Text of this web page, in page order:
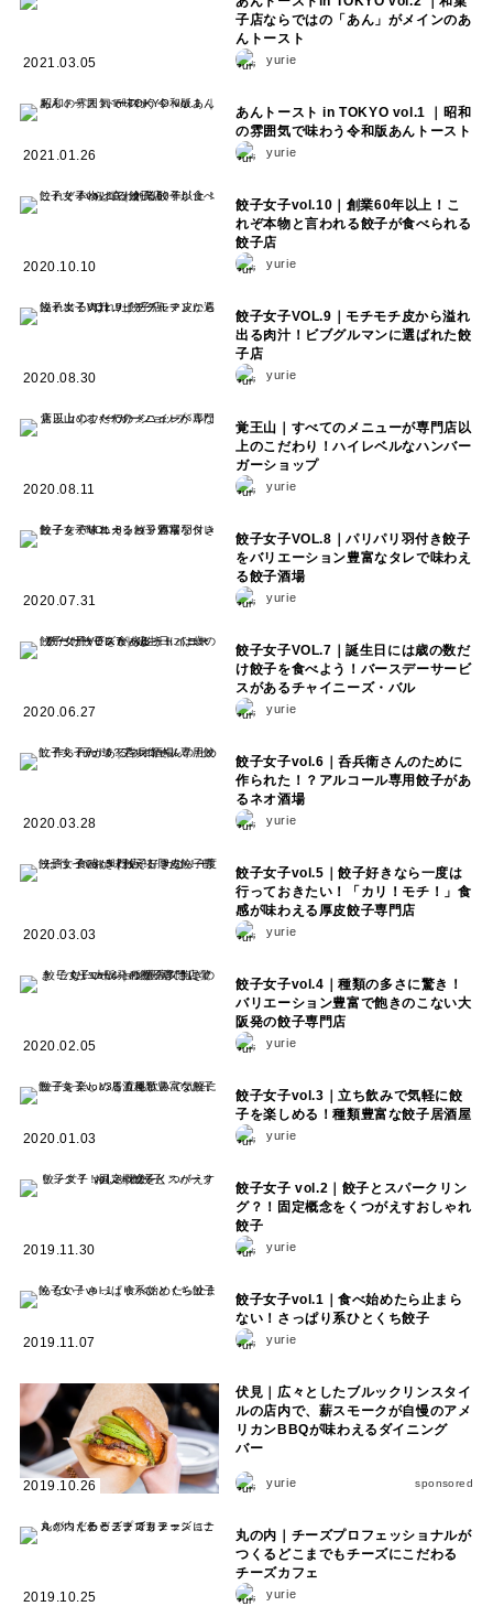
2021.03.05
子店ならではの「あん」がメインのあ
んトースト
yurie
2021.01.26
あんトースト in TOKYO vol.1 ｜昭和
の雰囲気で味わう令和版あんトースト
yurie
2020.10.10
餃子女子vol.10｜創業60年以上！こ
れぞ本物と言われる餃子が食べられる
餃子店
yurie
2020.08.30
餃子女子VOL.9｜モチモチ皮から溢れ
出る肉汁！ビブグルマンに選ばれた餃
子店
yurie
2020.08.11
覚王山｜すべてのメニューが専門店以
上のこだわり！ハイレベルなハンバー
ガーショップ
yurie
2020.07.31
餃子女子VOL.8｜パリパリ羽付き餃子
をバリエーション豊富なタレで味わえ
る餃子酒場
yurie
2020.06.27
餃子女子VOL.7｜誕生日には歳の数だ
け餃子を食べよう！バースデーサービ
スがあるチャイニーズ・バル
yurie
2020.03.28
餃子女子vol.6｜呑兵衛さんのために
作られた！？アルコール専用餃子があ
るネオ酒場
yurie
2020.03.03
餃子女子vol.5｜餃子好きなら一度は
行っておきたい！「カリ！モチ！」食
感が味わえる厚皮餃子専門店
yurie
2020.02.05
餃子女子vol.4｜種類の多さに驚き！
バリエーション豊富で飽きのこない大
阪発の餃子専門店
yurie
2020.01.03
餃子女子vol.3｜立ち飲みで気軽に餃
子を楽しめる！種類豊富な餃子居酒屋
yurie
2019.11.30
餃子女子 vol.2｜餃子とスパークリン
グ？！固定概念をくつがえすおしゃれ
餃子
yurie
2019.11.07
餃子女子vol.1｜食べ始めたら止まら
ない！さっぱり系ひとくち餃子
yurie
2019.10.26
伏見｜広々としたブルックリンスタイ
ルの店内で、薪スモークが自慢のアメ
リカンBBQが味わえるダイニング
バー
yurie sponsored
2019.10.25
丸の内｜チーズプロフェッショナルが
つくるどこまでもチーズにこだわる
チーズカフェ
yurie